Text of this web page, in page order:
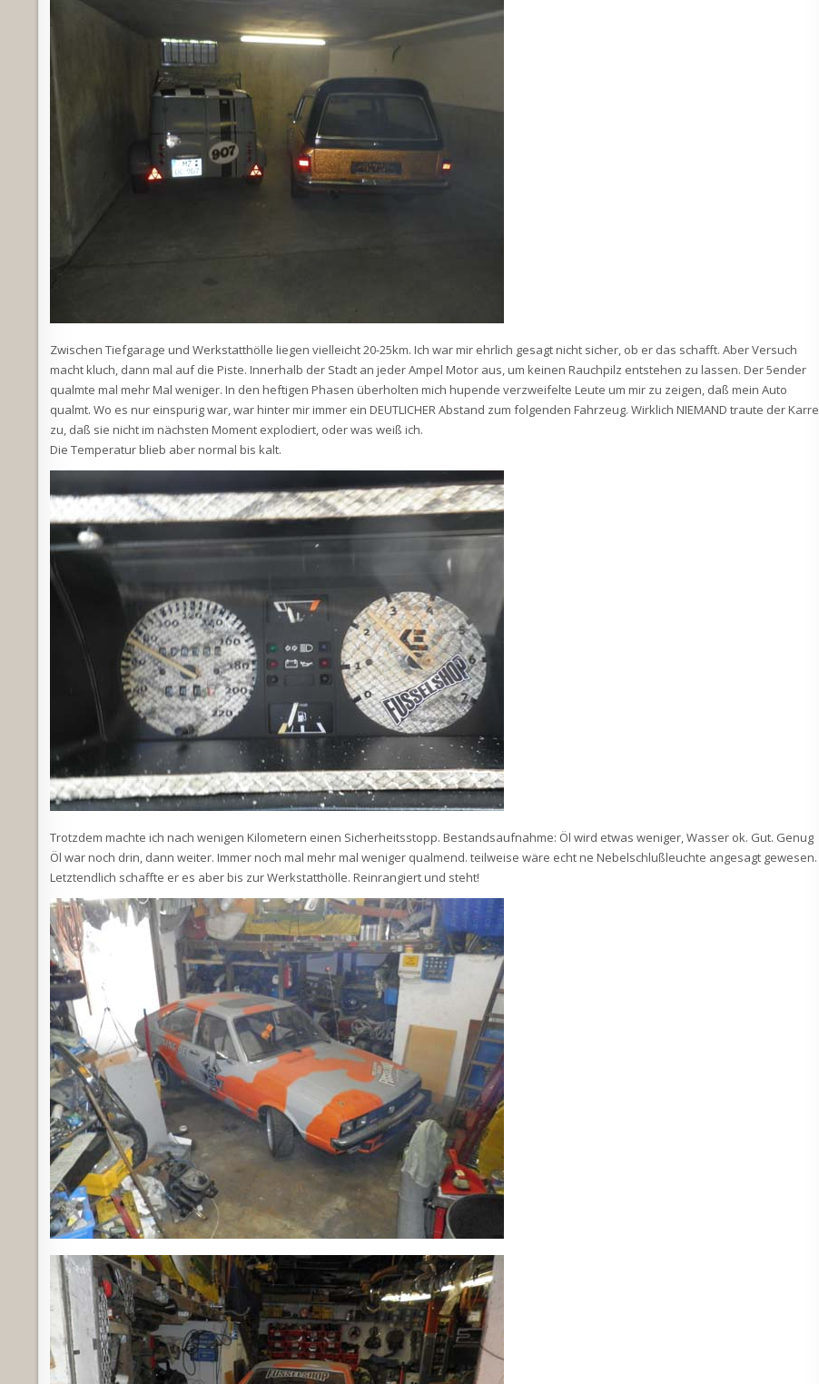
Zwischen Tiefgarage und Werkstatthölle liegen vielleicht 20-25km. Ich war mir ehrlich gesagt nicht sicher, ob er das schafft. Aber Versuch
macht kluch, dann mal auf die Piste. Innerhalb der Stadt an jeder Ampel Motor aus, um keinen Rauchpilz entstehen zu lassen. Der 5ender
qualmte mal mehr Mal weniger. In den heftigen Phasen überholten mich hupende verzweifelte Leute um mir zu zeigen, daß mein Auto
qualmt. Wo es nur einspurig war, war hinter mir immer ein DEUTLICHER Abstand zum folgenden Fahrzeug. Wirklich NIEMAND traute der Karre
zu, daß sie nicht im nächsten Moment explodiert, oder was weiß ich.
Die Temperatur blieb aber normal bis kalt.
Trotzdem machte ich nach wenigen Kilometern einen Sicherheitsstopp. Bestandsaufnahme: Öl wird etwas weniger, Wasser ok. Gut. Genug
Öl war noch drin, dann weiter. Immer noch mal mehr mal weniger qualmend. teilweise wäre echt ne Nebelschlußleuchte angesagt gewesen.
Letztendlich schaffte er es aber bis zur Werkstatthölle. Reinrangiert und steht!